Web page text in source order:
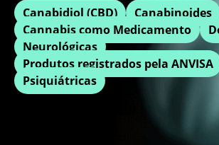
Canabidiol (CBD)
Canabinoides
Cannabis como Medicamento
Neurológicas
Produtos registrados pela ANVISA
Psiquiátricas